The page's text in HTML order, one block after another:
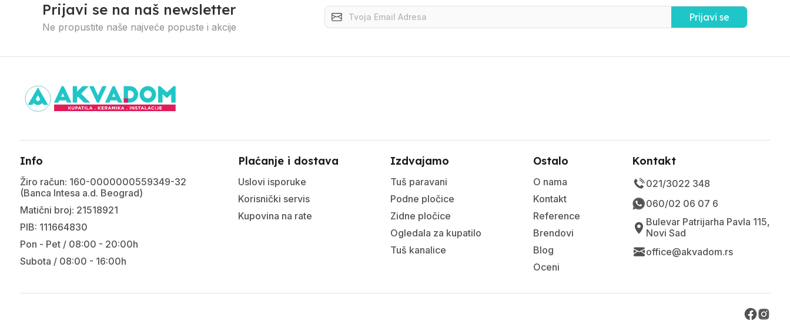
Prijavi se na naš newsletter
Ne propustite naše najveće popuste i akcije
Prijavi se
Info
Žiro račun: 160-0000000559349-32
(Banca Intesa a.d. Beograd)
Matični broj: 21518921
PIB: 111664830
Pon - Pet / 08:00 - 20:00h
Subota / 08:00 - 16:00h
Plaćanje i dostava
Uslovi isporuke
Korisnički servis
Kupovina na rate
Izdvajamo
Tuš paravani
Podne pločice
Zidne pločice
Ogledala za kupatilo
Tuš kanalice
Ostalo
O nama
Kontakt
Reference
Brendovi
Blog
Oceni
Kontakt
021/3022 348
060/02 06 07 6
Bulevar Patrijarha Pavla 115,
Novi Sad
office@akvadom.rs